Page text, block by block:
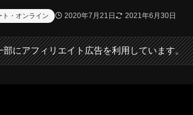
ト・オンライン 2020年7月21日 2021年6月30日
にアフィリエイト広告を利用しています。